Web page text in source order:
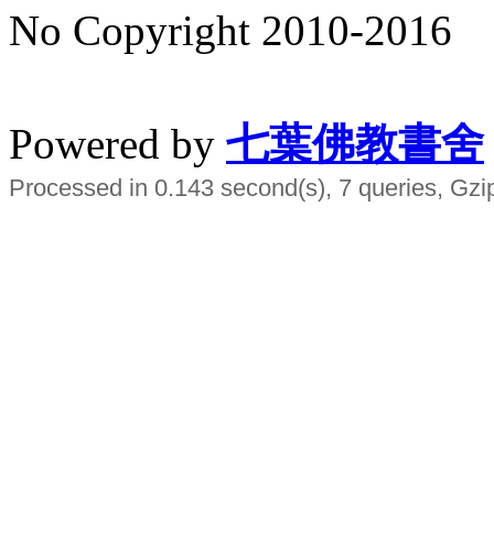
No Copyright 2010-2016
Powered by 七葉佛教書舍
Processed in 0.143 second(s), 7 queries,